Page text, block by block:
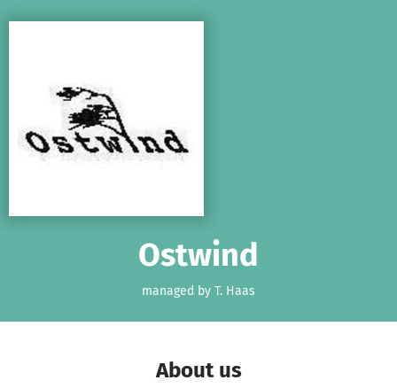
Ostwind
managed by T. Haas
About us